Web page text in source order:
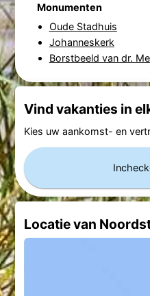
Monumenten
Oude Stadhuis
Johanneskerk
Borstbeeld van dr.
Vind vakanties in
Kies uw aankomst- en
Locatie van